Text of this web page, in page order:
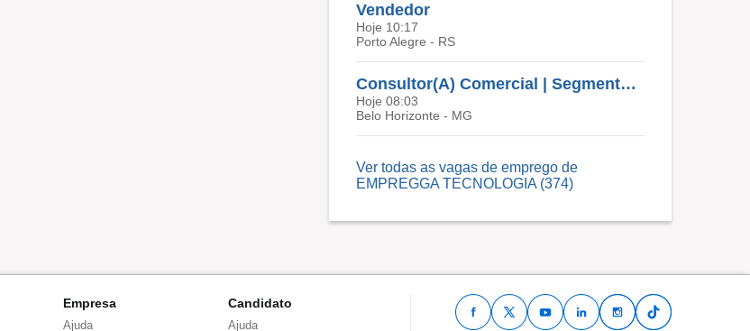
Vendedor
Hoje 10:17
Porto Alegre - RS
Consultor(A) Comercial | Segmento De Moda
Hoje 08:03
Belo Horizonte - MG
Ver todas as vagas de emprego de
EMPREGGA TECNOLOGIA (374)
Empresa
Ajuda
Candidato
Ajuda